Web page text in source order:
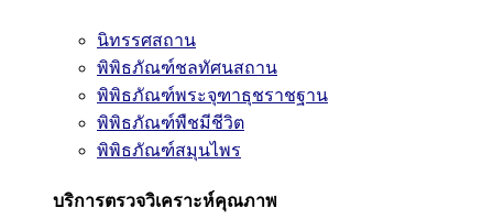
นิทรรศสถาน
พิพิธภัณฑ์ชลทัศนสถาน
พิพิธภัณฑ์พระจุฑาธุชราชฐาน
พิพิธภัณฑ์พืชมีชีวิต
พิพิธภัณฑ์สมุนไพร
บริการตรวจวิเคราะห์คุณภาพ